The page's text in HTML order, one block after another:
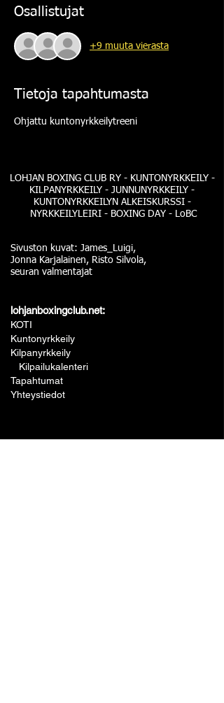
Osallistujat
+9 muuta vierasta
Tietoja tapahtumasta
Ohjattu kuntonyrkkeilytreeni
LOHJAN BOXING CLUB RY - KUNTONYRKKEILY -
KILPANYRKKEILY - JUNNUNYRKKEILY -
KUNTONYRKKEILYN ALKEISKURSSI -
NYRKKEILYLEIRI - BOXING DAY - LoBC
Sivuston kuvat: James_Luigi,
Jonna Karjalainen, Risto Silvola,
seuran valmentajat
lohjanboxingclub.net:
KOTI
Kuntonyrkkeily
Kilpanyrkkeily
Kilpailukalenteri
Tapahtumat
Yhteystiedot